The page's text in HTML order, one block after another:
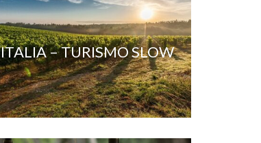
ITALIA – TURISMO SLOW